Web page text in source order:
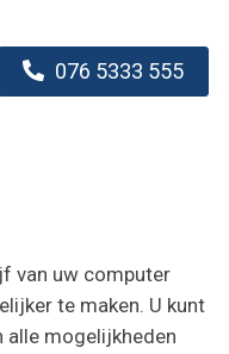
076 5333 555
van uw computer
te maken. U kunt
mogelijkheden